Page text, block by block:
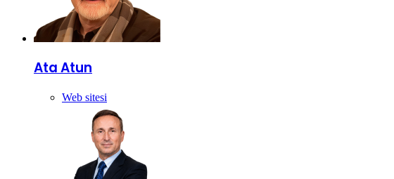
Ata Atun
Web sitesi